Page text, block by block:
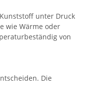
unter Druck
wie Wärme oder
von
Die